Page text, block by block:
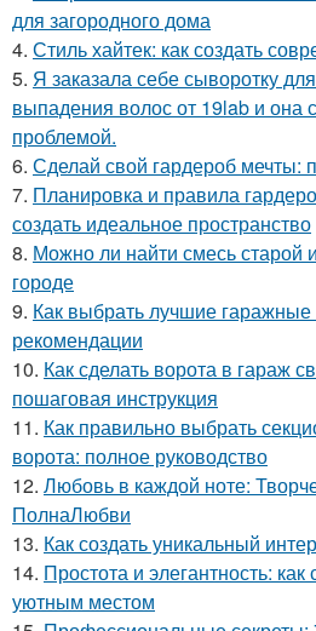
для загородного дома
4. Стиль хайтек: как создать
5. Я заказала себе сыворотку
выпадения волос от 19lab и она
проблемой.
6. Сделай свой гардероб мечты:
7. Планировка и правила
создать идеальное пространство
8. Можно ли найти смесь старой
городе
9. Как выбрать лучшие гаражные
рекомендации
10. Как сделать ворота в гараж
пошаговая инструкция
11. Как правильно выбрать
ворота: полное руководство
12. Любовь в каждой ноте:
ПолнаЛюбви
13. Как создать уникальный
14. Простота и элегантность: как
уютным местом